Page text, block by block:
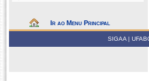
Ir ao Menu Principal
SIGAA |